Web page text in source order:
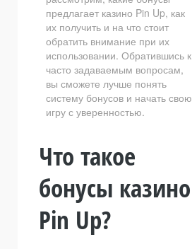
предлагает казино Pin Up, как
их получить и на что стоит
обратить внимание при их
использовании. Обратившись к
часто задаваемым вопросам,
вы сможете лучше понять
систему бонусов и начать свою
игру с уверенностью.
Что такое
бонусы казино
Pin Up?